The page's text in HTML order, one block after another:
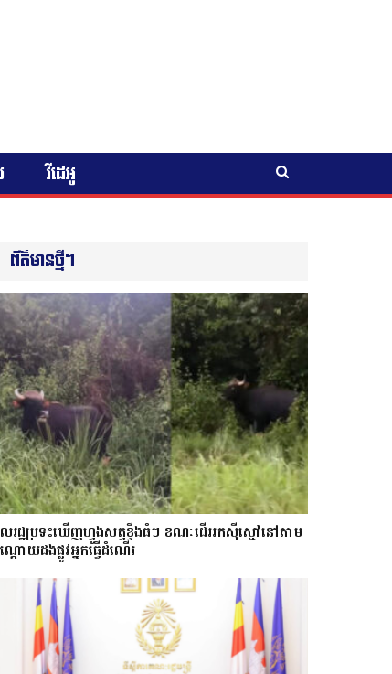
វីដេអូ
ព័ត៌មានថ្មីៗ
រដ្ឋប្រទះឃេីញហ្វូងសត្វខ្ទីងធំៗ ខណៈ​ដើររកស៊ីស្មៅនៅតាម
តោយ​ដងផ្លូវអ្នកធ្វើដំណើរ